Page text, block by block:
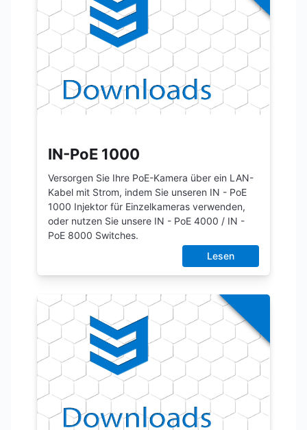
IN-PoE 1000
Versorgen Sie Ihre PoE-Kamera über ein LAN-
Kabel mit Strom, indem Sie unseren IN - PoE
1000 Injektor für Einzelkameras verwenden,
oder nutzen Sie unsere IN - PoE 4000 / IN -
PoE 8000 Switches.
Lesen